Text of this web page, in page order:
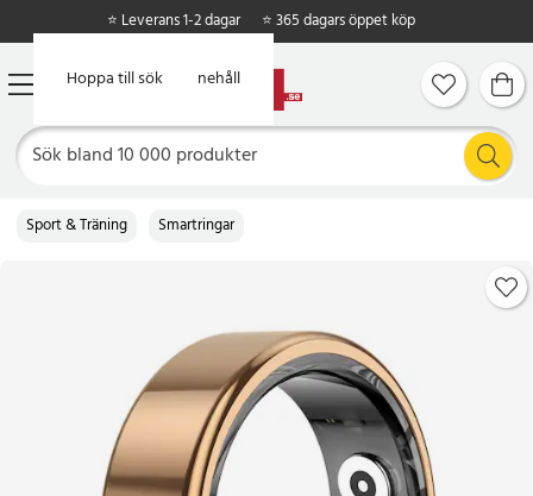
Hoppa till huvudinnehåll
Hoppa till sök
⭐ Leverans 1-2 dagar ⭐ 365 dagars öppet köp
Sport & Träning Smartringar